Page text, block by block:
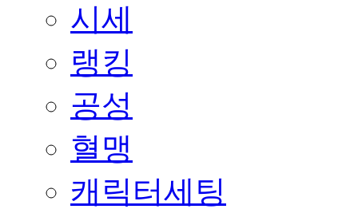
시세
랭킹
공성
혈맹
캐릭터세팅